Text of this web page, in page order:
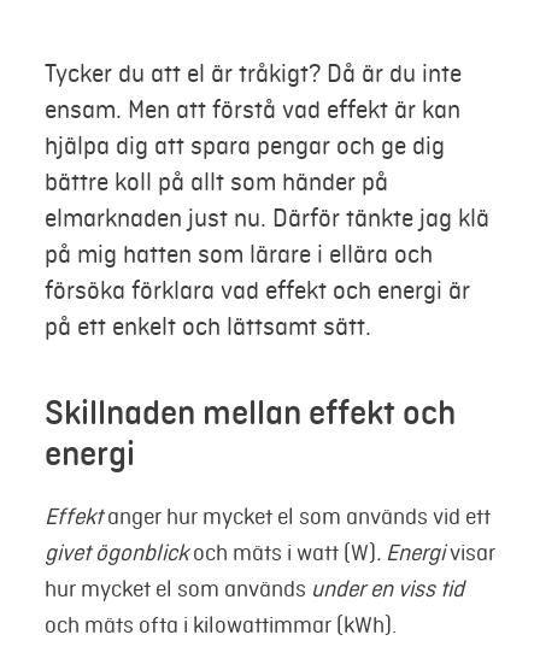
Tycker du att el är tråkigt? Då är du inte
ensam. Men att förstå vad effektär kan
hjälpa dig att spara pengar och ge dig
bättre koll på allt som händer på
elmarknaden just nu. Därför tänkte jag klä
på mig hatten som lärare i ellära och
försöka förklara vad effekt och energi är
på ett enkelt och lättsamt sätt.
Skillnaden mellan effekt och
energi
Effektanger hur mycket el som används vid ett
givet ögonblickoch mäts i watt (W). Energivisar
hur mycket el som används under en viss tid
och mäts ofta i kilowattimmar (kWh).